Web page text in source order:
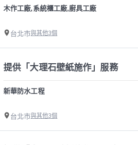
木作工廠,系統櫃工廠,廚具工廠
台北市與其他3個
提供「大理石壁紙施作」服務
新華防水工程
台北市與其他3個